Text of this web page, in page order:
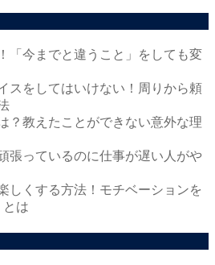
「今までと違うこと」をしても変
スをしてはいけない！周りから頼
？教えたことができない意外な理
張っているのに仕事が遅い人がや
しくする方法！モチベーションを
とは